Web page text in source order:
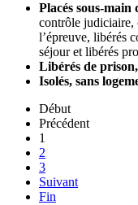
Placés sous-main
contrôle judiciaire,
l’épreuve, libérés
séjour et libérés
Libérés de prison,
Isolés, sans
Début
Précédent
1
2
3
Suivant
Fin